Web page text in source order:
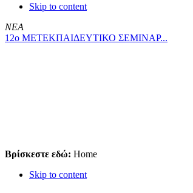
Skip to content
ΝΕΑ
12ο ΜΕΤΕΚΠΑΙΔΕΥΤΙΚΟ ΣΕΜΙΝΑΡ...
Βρίσκεστε εδώ: Home
Skip to content